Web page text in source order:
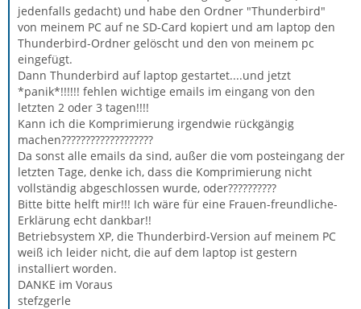
jedenfalls gedacht) und habe den Ordner "Thunderbird"
von meinem PC auf ne SD-Card kopiert und am laptop den
Thunderbird-Ordner gelöscht und den von meinem pc
eingefügt.
Dann Thunderbird auf laptop gestartet....und jetzt
*panik*!!!!!! fehlen wichtige emails im eingang von den
letzten 2 oder 3 tagen!!!!
Kann ich die Komprimierung irgendwie rückgängig
machen???????????????????
Da sonst alle emails da sind, außer die vom posteingang der
letzten Tage, denke ich, dass die Komprimierung nicht
vollständig abgeschlossen wurde, oder??????????
Bitte bitte helft mir!!! Ich wäre für eine Frauen-freundliche-
Erklärung echt dankbar!!
Betriebsystem XP, die Thunderbird-Version auf meinem PC
weiß ich leider nicht, die auf dem laptop ist gestern
installiert worden.
DANKE im Voraus
stefzgerle